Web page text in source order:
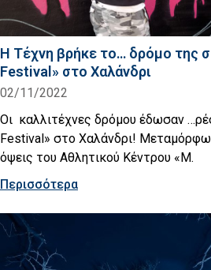
Η Τέχνη βρήκε το… δρόμο της
Festival» στο Χαλάνδρι
02/11/2022
Οι καλλιτέχνες δρόμου έδωσαν
Festival» στο Χαλάνδρι!
όψεις του Αθλητικού Κέντρου «Μ.
Περισσότερα